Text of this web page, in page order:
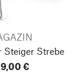
SteigerStrebe
€